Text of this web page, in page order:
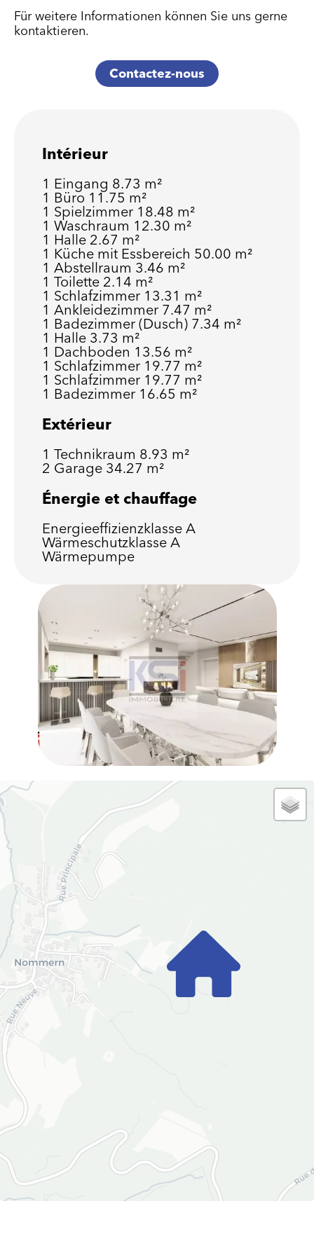
Für weitere Informationen können Sie uns gerne
kontaktieren.
Contactez-nous
Intérieur
1 Eingang 8.73 m²
1 Büro 11.75 m²
1 Spielzimmer 18.48 m²
1 Waschraum 12.30 m²
1 Halle 2.67 m²
1 Küche mit Essbereich 50.00 m²
1 Abstellraum 3.46 m²
1 Toilette 2.14 m²
1 Schlafzimmer 13.31 m²
1 Ankleidezimmer 7.47 m²
1 Badezimmer (Dusch) 7.34 m²
1 Halle 3.73 m²
1 Dachboden 13.56 m²
1 Schlafzimmer 19.77 m²
1 Schlafzimmer 19.77 m²
1 Badezimmer 16.65 m²
Extérieur
1 Technikraum 8.93 m²
2 Garage 34.27 m²
Énergie et chauffage
Energieeffizienzklasse A
Wärmeschutzklasse A
Wärmepumpe